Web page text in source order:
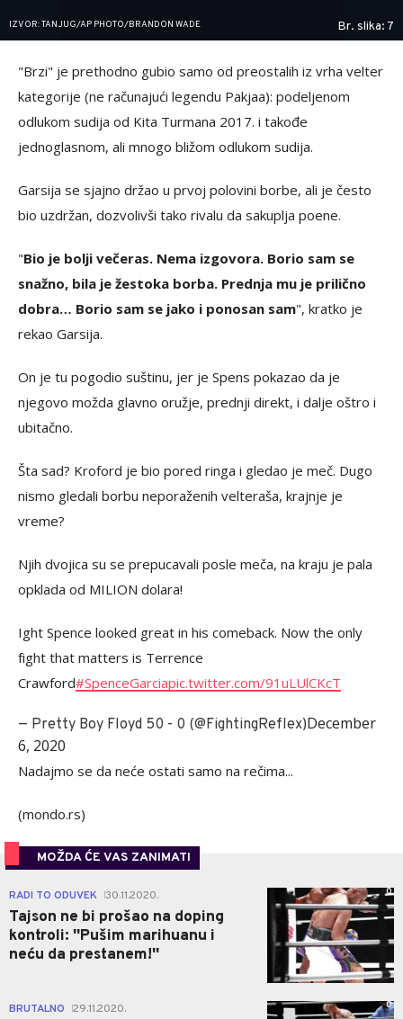
IZVOR: TANJUG/AP PHOTO/BRANDON WADE Br. slika: 7
"Brzi" je prethodno gubio samo od preostalih iz vrha velter
kategorije (ne računajući legendu Pakjaa): podeljenom
odlukom sudija od Kita Turmana 2017. i takođe
jednoglasnom, ali mnogo bližom odlukom sudija.
Garsija se sjajno držao u prvoj polovini borbe, ali je često
bio uzdržan, dozvolivši tako rivalu da sakuplja poene.
"Bio je bolji večeras. Nema izgovora. Borio sam se
snažno, bila je žestoka borba. Prednja mu je prilično
dobra… Borio sam se jako i ponosan sam", kratko je
rekao Garsija.
On je tu pogodio suštinu, jer je Spens pokazao da je
njegovo možda glavno oružje, prednji direkt, i dalje oštro i
ubitačno.
Šta sad? Kroford je bio pored ringa i gledao je meč. Dugo
nismo gledali borbu neporaženih velteraša, krajnje je
vreme?
Njih dvojica su se prepucavali posle meča, na kraju je pala
opklada od MILION dolara!
Ight Spence looked great in his comeback. Now the only
fight that matters is Terrence
Crawford#SpenceGarciapic.twitter.com/91uLUlCKcT
— Pretty Boy Floyd 50 - 0 (@FightingReflex)December
6, 2020
Nadajmo se da neće ostati samo na rečima...
(mondo.rs)
MOŽDA ĆE VAS ZANIMATI
RADI TO ODUVEK 30.11.2020.
Tajson ne bi prošao na doping
kontroli: ''Pušim marihuanu i
neću da prestanem!''
0
BRUTALNO 29.11.2020. 0